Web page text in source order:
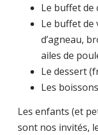
Le buffet de
Le buffet de
d’agneau,
ailes de
Le dessert
Les
Les enfants (et
sont nos invités,